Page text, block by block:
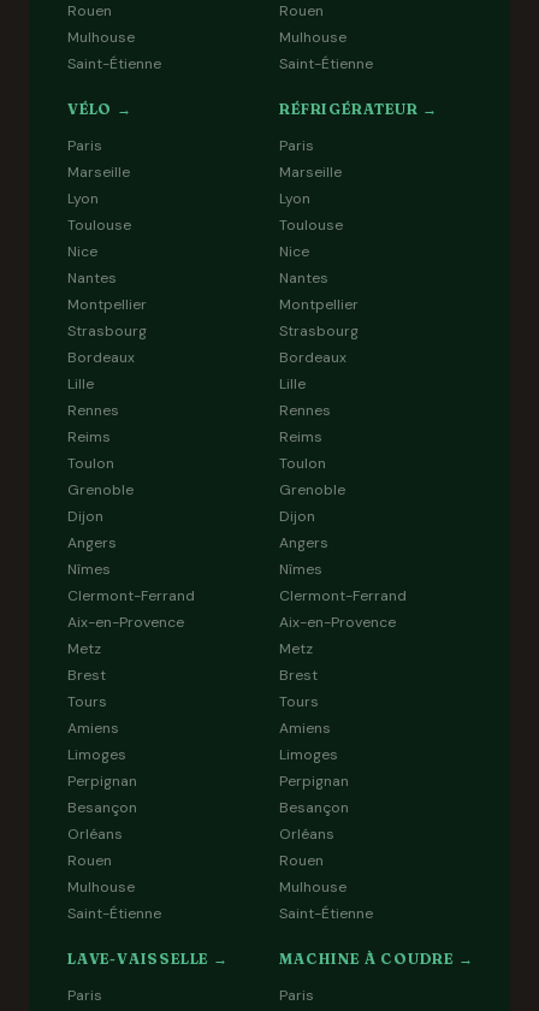
Rouen
Mulhouse
Saint-Étienne
Rouen
Mulhouse
Saint-Étienne
VÉLO →
Paris
Marseille
Lyon
Toulouse
Nice
Nantes
Montpellier
Strasbourg
Bordeaux
Lille
Rennes
Reims
Toulon
Grenoble
Dijon
Angers
Nîmes
Clermont-Ferrand
Aix-en-Provence
Metz
Brest
Tours
Amiens
Limoges
Perpignan
Besançon
Orléans
Rouen
Mulhouse
Saint-Étienne
RÉFRIGÉRATEUR →
Paris
Marseille
Lyon
Toulouse
Nice
Nantes
Montpellier
Strasbourg
Bordeaux
Lille
Rennes
Reims
Toulon
Grenoble
Dijon
Angers
Nîmes
Clermont-Ferrand
Aix-en-Provence
Metz
Brest
Tours
Amiens
Limoges
Perpignan
Besançon
Orléans
Rouen
Mulhouse
Saint-Étienne
LAVE-VAISSELLE →
Paris
MACHINE À COUDRE →
Paris